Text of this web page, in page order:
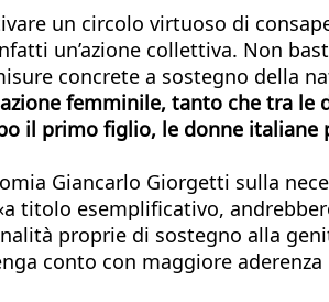
un circolo virtuoso di
un’azione collettiva. Non
concrete a sostegno della
femminile, tanto che tra le
il primo figlio, le donne
Giancarlo Giorgetti sulla
titolo esemplificativo,
proprie di sostegno alla
conto con maggiore